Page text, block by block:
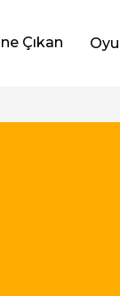
Çıkan